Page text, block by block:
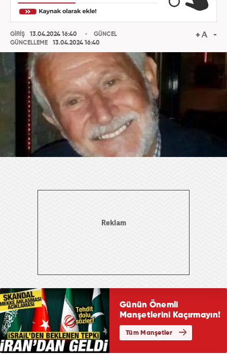
GİRİŞ
13.04.2024 16:40
GÜNCELLEME
13.04.2024 16:40
GÜNCEL